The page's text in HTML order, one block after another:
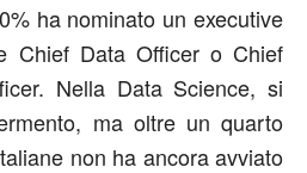
ha nominato un executive
Chief Data Officer o Chief
Nella Data Science, si
ma oltre un quarto
non ha ancora avviato